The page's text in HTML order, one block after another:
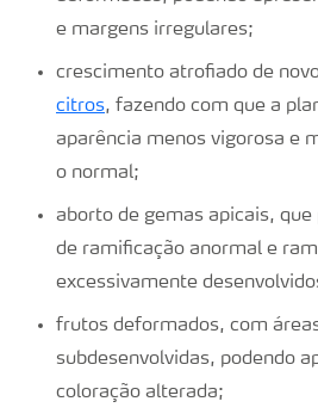
e margens irregulares;
crescimento atrofiado de
citros, fazendo com que a
aparência menos vigorosa e
o normal;
aborto de gemas apicais,
de ramificação anormal e
excessivamente
frutos deformados, com
subdesenvolvidas, podendo
coloração alterada;